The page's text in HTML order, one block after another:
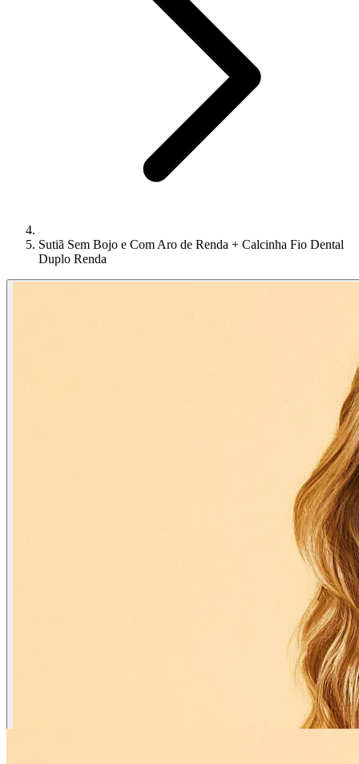
Sutiã Sem Bojo e Com Aro de Renda + Calcinha Fio Dental
Duplo Renda